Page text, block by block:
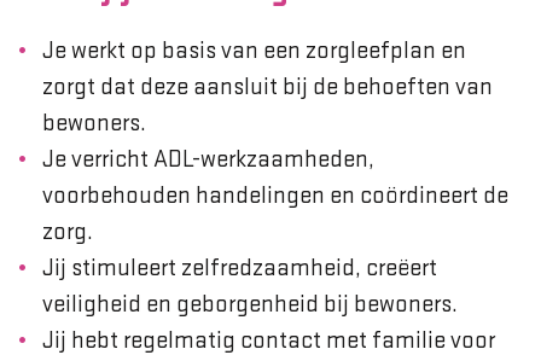
Je werkt op basis van een zorgleefplan en
zorgt dat deze aansluit bij de behoeften van
bewoners.
Je verricht ADL-werkzaamheden,
voorbehouden handelingen en coördineert de
zorg.
Jij stimuleert zelfredzaamheid, creëert
veiligheid en geborgenheid bij bewoners.
Jij hebt regelmatig contact met familie voor